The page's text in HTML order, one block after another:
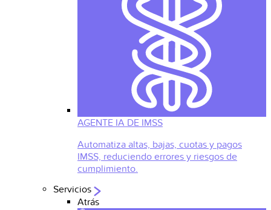
AGENTE IA DE IMSS
Automatiza altas, bajas, cuotas y pagos
IMSS, reduciendo errores y riesgos de
cumplimiento.
Servicios
Atrás